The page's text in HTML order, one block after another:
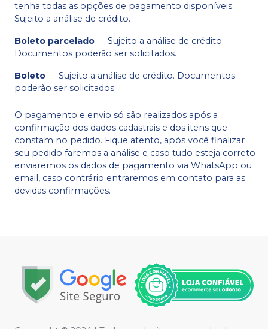
tenha todas as opções de pagamento disponíveis.
Sujeito a análise de crédito.
Boleto parcelado - Sujeito a análise de crédito.
Documentos poderão ser solicitados.
Boleto - Sujeito a análise de crédito. Documentos
poderão ser solicitados.
O pagamento e envio só são realizados após a
confirmação dos dados cadastrais e dos itens que
constam no pedido. Fique atento, após você finalizar
seu pedido faremos a análise e caso tudo esteja correto
enviaremos os dados de pagamento via WhatsApp ou
email, caso contrário entraremos em contato para as
devidas confirmações.